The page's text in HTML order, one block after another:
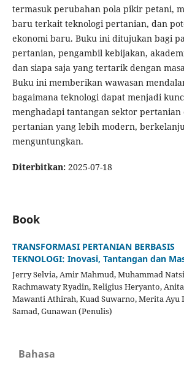
termasuk perubahan pola pikir petani,
baru terkait teknologi pertanian, dan
ekonomi baru. Buku ini ditujukan bagi
pertanian, pengambil kebijakan,
dan siapa saja yang tertarik dengan
Buku ini memberikan wawasan
bagaimana teknologi dapat menjadi
menghadapi tantangan sektor
pertanian yang lebih modern,
menguntungkan.
Diterbitkan: 2025-07-18
Book
TRANSFORMASI PERTANIAN BERBASIS
TEKNOLOGI: Inovasi, Tantangan dan
Jerry Selvia, Amir Mahmud, Muhammad
Rachmawaty Ryadin, Religius Heryanto,
Mawanti Athirah, Kuad Suwarno, Merita Ayu
Samad, Gunawan (Penulis)
Bahasa